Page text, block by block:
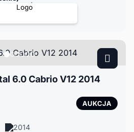
6.0 Cabrio V12 2014
AUKCJA
2014